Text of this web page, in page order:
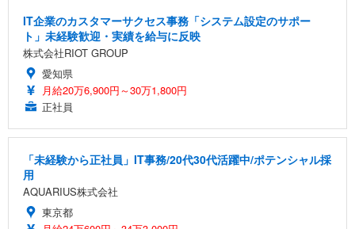
IT企業のカスタマーサクセス事務「システム設定のサポー
ト」未経験歓迎・実績を給与に反映
株式会社RIOT GROUP
愛知県
月給20万6,900円～30万1,800円
正社員
「未経験から正社員」IT事務/20代30代活躍中/ポテンシャル採
用
AQUARIUS株式会社
東京都